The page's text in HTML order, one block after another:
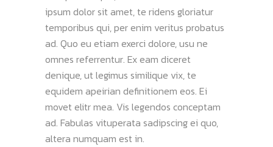
ipsum dolor sit amet, te ridens gloriatur
temporibus qui, per enim veritus probatus
ad. Quo eu etiam exerci dolore, usu ne
omnes referrentur. Ex eam diceret
denique, ut legimus similique vix, te
equidem apeirian definitionem eos. Ei
movet elitr mea. Vis legendos conceptam
ad. Fabulas vituperata sadipscing ei quo,
altera numquam est in.